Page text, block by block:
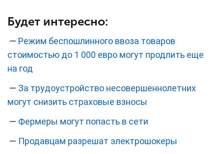
Будет интересно:
— Режим беспошлинного ввоза товаров
стоимостью до 1 000 евро могут продлить еще
на год
— За трудоустройство несовершеннолетних
могут снизить страховые взносы
— Фермеры могут попасть в сети
— Продавцам разрешат электрошокеры